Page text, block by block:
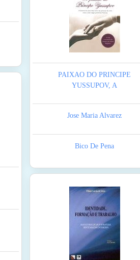
PAIXAO DO PRINCIPE
YUSSUPOV, A
Jose Maria Alvarez
Bico De Pena